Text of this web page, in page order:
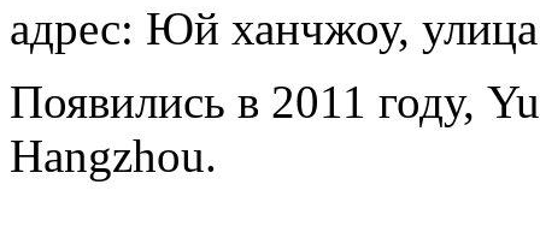
адрес: Юй ханчжоу,
Появились в 2011 году,
Hangzhou.